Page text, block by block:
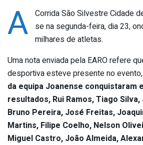
A Corrida São Silvestre Cidade
se na segunda-feira, dia 23,
milhares de atletas.
Uma nota enviada pela EARO refere
desportiva esteve presente no
da equipa Joanense conquistaram
resultados, Rui Ramos, Tiago
Bruno Pereira, José Freitas,
Martins, Filipe Coelho, Nelson
Miguel Castro, João Almeida,